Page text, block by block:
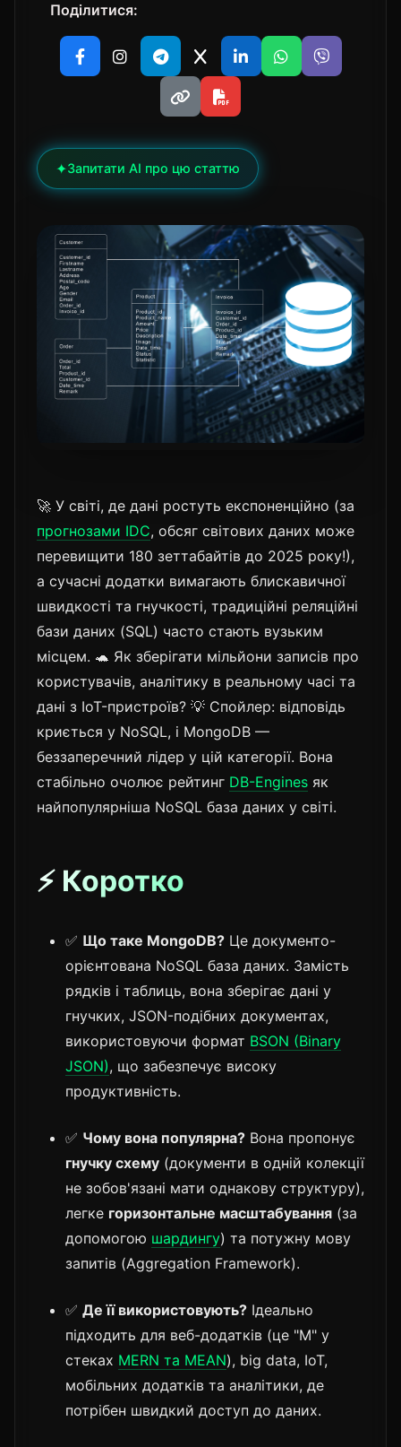
Поділитися:
✦Запитати AI про цю статтю
🚀 У світі, де дані ростуть експоненційно (за
прогнозами IDC, обсяг світових даних може
перевищити 180 зеттабайтів до 2025 року!),
а сучасні додатки вимагають блискавичної
швидкості та гнучкості, традиційні реляційні
бази даних (SQL) часто стають вузьким
місцем. 🐢 Як зберігати мільйони записів про
користувачів, аналітику в реальному часі та
дані з IoT-пристроїв? 💡 Спойлер: відповідь
криється у NoSQL, і MongoDB —
беззаперечний лідер у цій категорії. Вона
стабільно очолює рейтинг DB-Engines як
найпопулярніша NoSQL база даних у світі.
⚡ Коротко
✅ Що таке MongoDB? Це документо-
орієнтована NoSQL база даних. Замість
рядків і таблиць, вона зберігає дані у
гнучких, JSON-подібних документах,
використовуючи формат BSON (Binary
JSON), що забезпечує високу
продуктивність.
✅ Чому вона популярна? Вона пропонує
гнучку схему (документи в одній колекції
не зобов'язані мати однакову структуру),
легке горизонтальне масштабування (за
допомогою шардингу) та потужну мову
запитів (Aggregation Framework).
✅ Де її використовують? Ідеально
підходить для веб-додатків (це "M" у
стеках MERN та MEAN), big data, IoT,
мобільних додатків та аналітики, де
потрібен швидкий доступ до даних.